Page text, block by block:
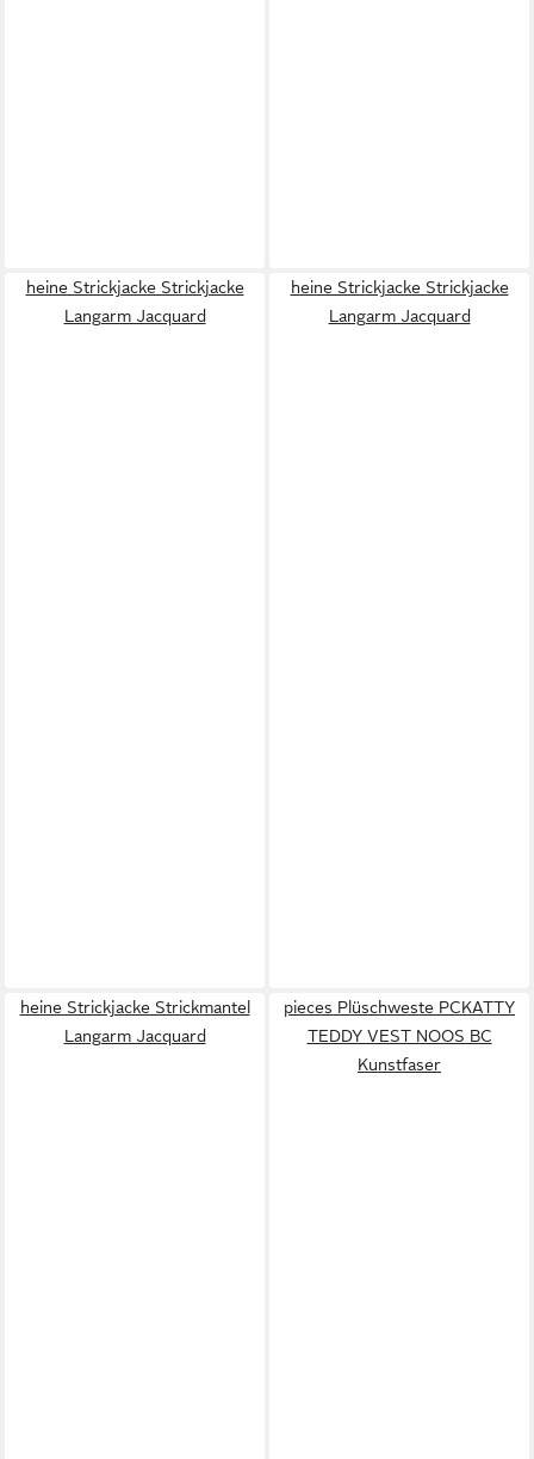
heine Strickjacke Strickjacke
Langarm Jacquard
heine Strickjacke Strickjacke
Langarm Jacquard
heine Strickjacke Strickmantel
Langarm Jacquard
pieces Plüschweste PCKATTY
TEDDY VEST NOOS BC
Kunstfaser